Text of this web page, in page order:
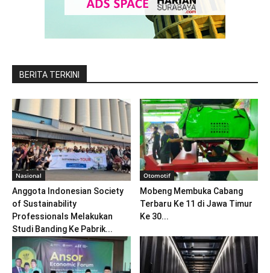
BERITA TERKINI
Nasional
Anggota Indonesian Society
of Sustainability
Professionals Melakukan
Studi Banding Ke Pabrik...
Otomotif
Mobeng Membuka Cabang
Terbaru Ke 11 di Jawa Timur
Ke 30...